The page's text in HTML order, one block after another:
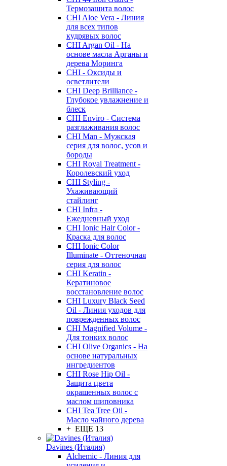
Термозащита волос
CHI Aloe Vera - Линия
для всех типов
кудрявых волос
CHI Argan Oil - На
основе масла Арганы и
дерева Моринга
CHI - Оксиды и
осветлители
CHI Deep Brilliance -
Глубокое увлажнение и
блеск
CHI Enviro - Система
разглаживания волос
CHI Man - Мужская
серия для волос, усов и
бороды
CHI Royal Treatment -
Королевский уход
CHI Styling -
Ухаживающий
стайлинг
CHI Infra -
Ежедневный уход
CHI Ionic Hair Color -
Краска для волос
CHI Ionic Color
Illuminate - Оттеночная
серия для волос
CHI Keratin -
Кератиновое
восстановление волос
CHI Luxury Black Seed
Oil - Линия уходов для
поврежденных волос
CHI Magnified Volume -
Для тонких волос
CHI Olive Organics - На
основе натуральных
ингредиентов
CHI Rose Hip Oil -
Защита цвета
окрашенных волос с
маслом шиповника
CHI Tea Tree Oil -
Масло чайного дерева
+ ЕЩЕ 13
Davines (Италия)
Alchemic - Линия для